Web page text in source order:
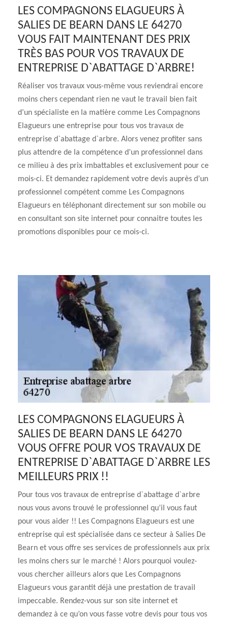
LES COMPAGNONS ELAGUEURS À
SALIES DE BEARN DANS LE 64270
VOUS FAIT MAINTENANT DES PRIX
TRÈS BAS POUR VOS TRAVAUX DE
ENTREPRISE D`ABATTAGE D`ARBRE!
Réaliser vos travaux vous-même vous reviendrai encore
moins chers cependant rien ne vaut le travail bien fait
d’un spécialiste en la matière comme Les Compagnons
Elagueurs une entreprise pour tous vos travaux de
entreprise d`abattage d`arbre. Alors venez profiter sans
plus attendre de la compétence d’un professionnel dans
ce milieu à des prix imbattables et exclusivement pour ce
mois-ci. Et demandez rapidement votre devis auprès d’un
professionnel compétent comme Les Compagnons
Elagueurs en téléphonant directement sur son mobile ou
en consultant son site internet pour connaitre toutes les
promotions disponibles pour ce mois-ci.
LES COMPAGNONS ELAGUEURS À
SALIES DE BEARN DANS LE 64270
VOUS OFFRE POUR VOS TRAVAUX DE
ENTREPRISE D`ABATTAGE D`ARBRE LES
MEILLEURS PRIX !!
Pour tous vos travaux de entreprise d`abattage d`arbre
nous vous avons trouvé le professionnel qu’il vous faut
pour vous aider !! Les Compagnons Elagueurs est une
entreprise qui est spécialisée dans ce secteur à Salies De
Bearn et vous offre ses services de professionnels aux prix
les moins chers sur le marché ! Alors pourquoi voulez-
vous chercher ailleurs alors que Les Compagnons
Elagueurs vous garantit déjà une prestation de travail
impeccable. Rendez-vous sur son site internet et
demandez à ce qu’on vous fasse votre devis pour tous vos